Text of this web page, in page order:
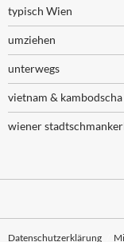
typisch Wien
umziehen
unterwegs
vietnam & kambodscha
wiener
Datenschutzerklärung